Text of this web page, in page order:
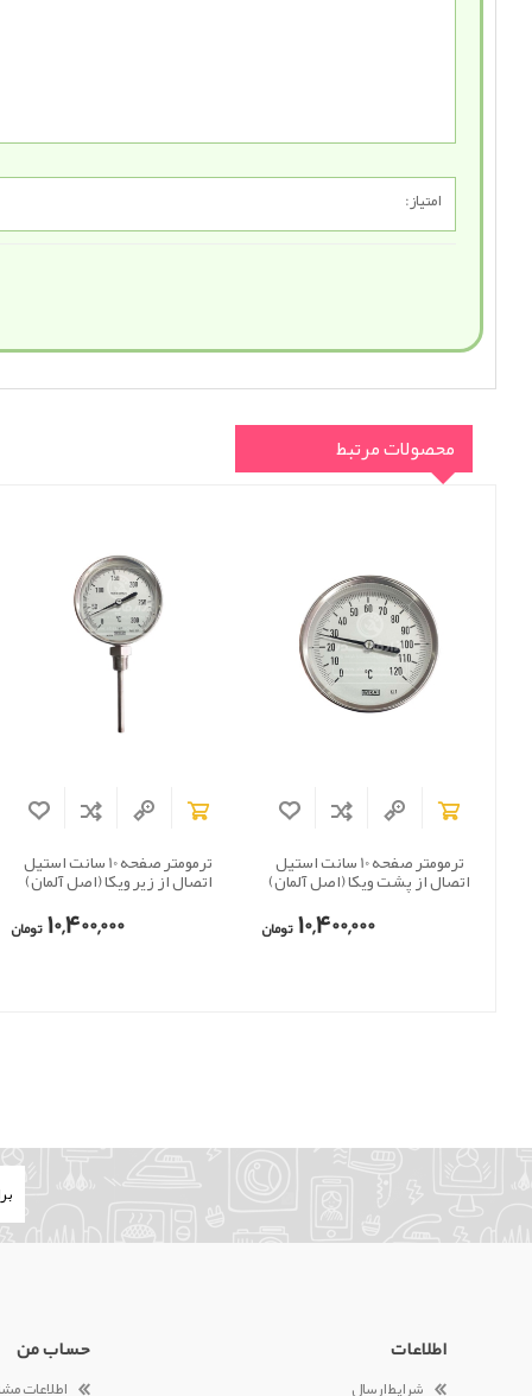
امتیاز:
محصولات مرتبط
ترمومتر صفحه 10 سانت استیل
اتصال از پشت ویکا (اصل آلمان)
10,400,000تومان
ترمومتر صفحه 10 سانت استیل
اتصال از زیر ویکا (اصل آلمان)
10,400,000 تومان
اطلاعات
شرایط ارسال
حساب من
اطلاعات